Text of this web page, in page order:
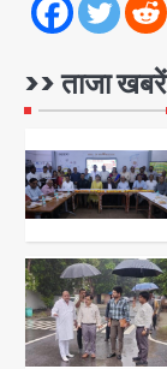
>> ताजा खबरें
2
3